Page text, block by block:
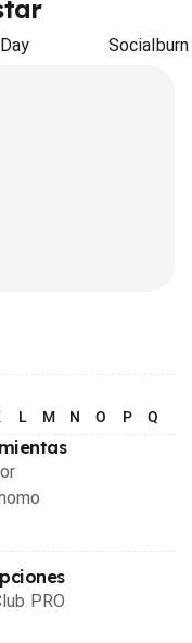
Socialburn
L M N O P Q
PRO